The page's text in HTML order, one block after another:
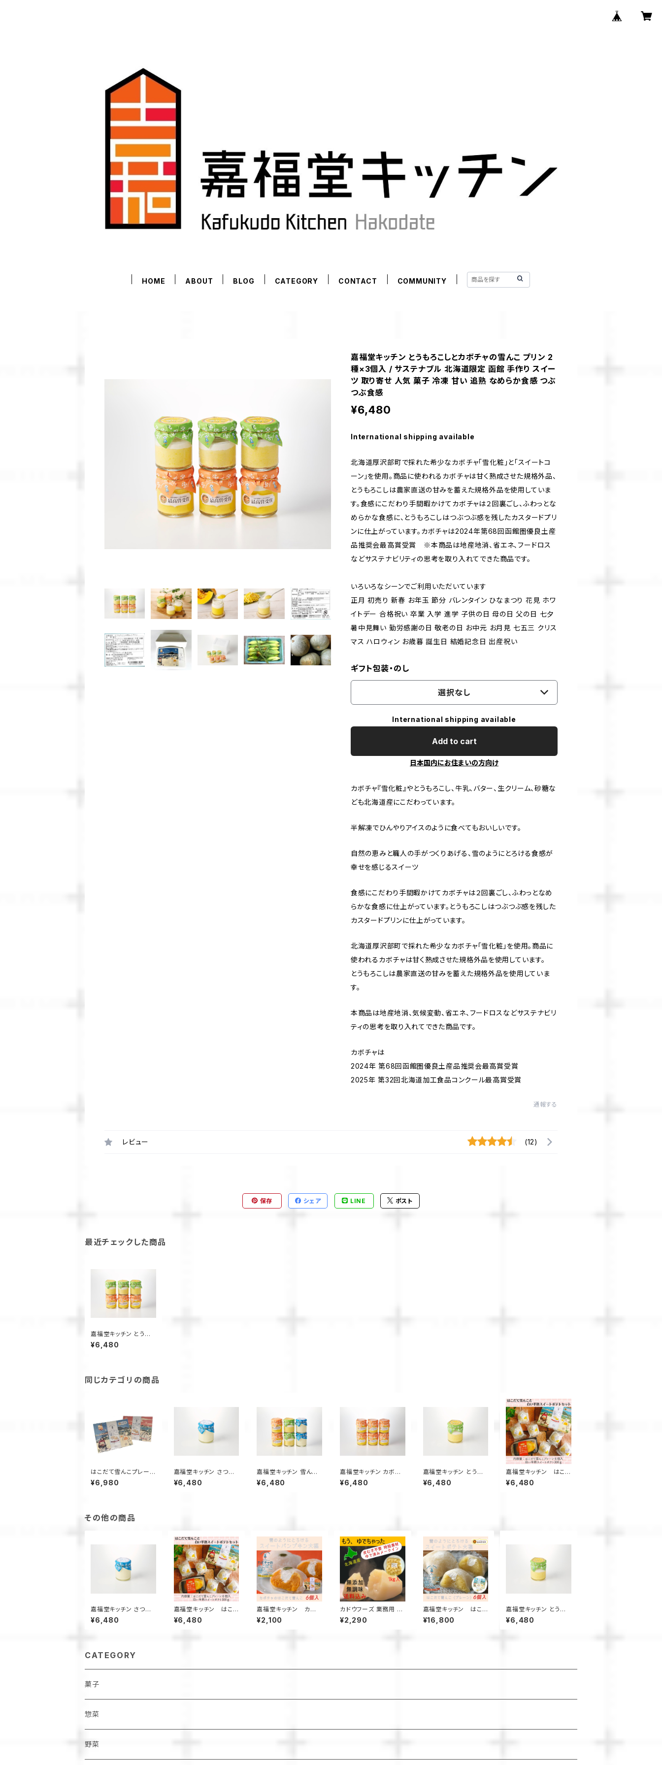
HOME ABOUT BLOG CATEGORY CONTACT COMMUNITY
嘉福堂キッチン とうもろこしとカボチャの雪んこ プリン 2
種×3個入 / サステナブル 北海道限定 函館 手作り スイー
ツ 取り寄せ 人気 菓子 冷凍 甘い 追熟 なめらか食感 つぶ
つぶ食感
¥6,480
International shipping available
北海道厚沢部町で採れた希少なカボチャ「雪化粧」と「スイートコ
ーン」を使用。商品に使われるカボチャは甘く熟成させた規格外品、
とうもろこしは農家直送の甘みを蓄えた規格外品を使用していま
す。食感にこだわり手間暇かけてカボチャは２回裏ごし、ふわっとな
めらかな食感に、とうもろこしはつぶつぶ感を残したカスタードプリ
ンに仕上がっています。カボチャは2024年第68回函館圏優良土産
品推奨会最高賞受賞 ※本商品は地産地消、省エネ、フードロス
などサステナビリティの思考を取り入れてできた商品です。
いろいろなシーンでご利用いただいています
正月 初売り 新春 お年玉 節分 バレンタイン ひなまつり 花見 ホワ
イトデー 合格祝い 卒業 入学 進学 子供の日 母の日 父の日 七夕
暑中見舞い 勤労感謝の日 敬老の日 お中元 お月見 七五三 クリス
マス ハロウィン お歳暮 誕生日 結婚記念日 出産祝い
ギフト包装・のし
選択なし
International shipping available
Add to cart
日本国内にお住まいの方向け
カボチャ『雪化粧』やとうもろこし、牛乳、バター、生クリーム、砂糖な
ども北海道産にこだわっています。
半解凍でひんやりアイスのように食べてもおいしいです。
自然の恵みと職人の手がつくりあげる、雪のようにとろける食感が
幸せを感じるスイーツ
食感にこだわり手間暇かけてカボチャは２回裏ごし、ふわっとなめ
らかな食感に仕上がっています。とうもろこしはつぶつぶ感を残した
カスタードプリンに仕上がっています。
北海道厚沢部町で採れた希少なカボチャ「雪化粧」を使用。商品に
使われるカボチャは甘く熟成させた規格外品を使用しています。
とうもろこしは農家直送の甘みを蓄えた規格外品を使用していま
す。
本商品は地産地消、気候変動、省エネ、フードロスなどサステナビリ
ティの思考を取り入れてできた商品です。
カボチャは
2024年 第68回函館圏優良土産品推奨会最高賞受賞
2025年 第32回北海道加工食品コンクール最高賞受賞
通報する
レビュー (12)
保存 シェア LINE ポスト
最近チェックした商品
嘉福堂キッチン とうも
ろこしとカボチャの雪ん
こ プリン 2種×3個入 /
冷凍 甘い 追熟 なめら
か食感 つぶつぶ食感
¥6,480
同じカテゴリの商品
はこだて雪んこプレー
ン、カボチャ6個入×各1
箱
¥6,980
嘉福堂キッチン さつま
いもの雪んこ プリン 6
個入 / サステナブル 北
¥6,480
嘉福堂キッチン 雪んこ
プリン シリーズ 6個入
（ さつまいも、かぼちゃ、
¥6,480
嘉福堂キッチン カボチ
ャの雪んこ プリン 6個
入 / サステナブル 北海
¥6,480
嘉福堂キッチン とうも
ろこしの雪んこ プリン 6
個入 / サステナブル 北
¥6,480
嘉福堂キッチン はこ
だて雪んこ と 白い半熟
スイートポテト ギフトセ
¥6,480
その他の商品
嘉福堂キッチン さつま
いもの雪んこ プリン 6
個入 / サステナブル 北
めらか食感
¥6,480
嘉福堂キッチン はこ
だて雪んこ と 白い半熟
スイートポテト ギフトセ
菓子 サステナブル
¥6,480
嘉福堂キッチン カボ
チャのはこだて雪んこ 6
個入 / スイートパンプキ
¥2,100
カドウフーズ 業務用 じ
ゃがいも もうゆでちゃ
った 1㎏×1パック / 北海
¥2,290
嘉福堂キッチン はこ
だて雪んこ プレーン6
個入×8箱【送料無料】 /
¥16,800
嘉福堂キッチン とうも
ろこしの雪んこ プリン 6
個入 / サステナブル 北
¥6,480
CATEGORY
菓子
惣菜
野菜